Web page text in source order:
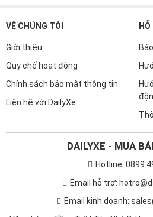
VỀ CHÚNG TÔI
Giới thiệu
Quy chế hoạt động
Chính sách bảo mật thông tin
Liên hệ với DailyXe
DAILYXE - MUA
Hotline:
Email hỗ trợ:
Email kinh doanh: